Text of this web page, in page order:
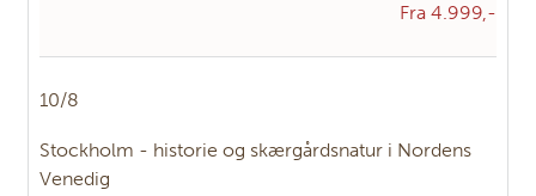
Fra 4.999,-
10/8
Stockholm - historie og skærgårdsnatur i Nordens
Venedig